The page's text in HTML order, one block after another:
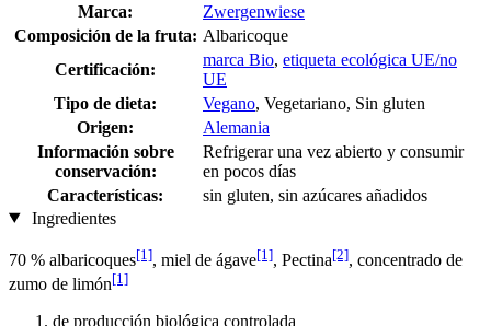
Marca:
Zwergenwiese
Composición de la fruta: Albaricoque
Certificación:
marca Bio, etiqueta ecológica UE/no
UE
Tipo de dieta:
Vegano, Vegetariano, Sin gluten
Origen:
Alemania
Información sobre
conservación:
Refrigerar una vez abierto y consumir
en pocos días
Características:
sin gluten, sin azúcares añadidos
Ingredientes
70 % albaricoques[1], miel de ágave[1], Pectina[2], concentrado de
zumo de limón[1]
de producción biológica controlada